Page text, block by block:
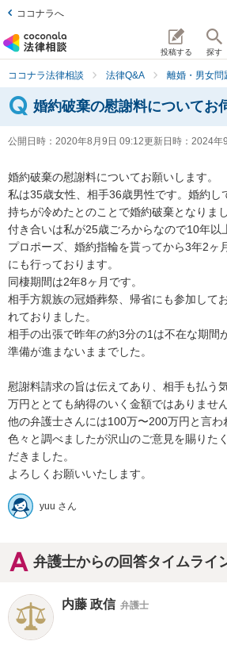
ココナラへ
投稿する 探す
ココナラ法律相談 法律Q&A 離婚・男女問
婚約破棄の慰謝料についてお
公開日時： 2020年8月9日 09:12更新日時： 2024年
婚約破棄の慰謝料についてお願いします。
私は35歳女性、相手36歳男性です。婚約し
持ちが冷めたとのことで婚約破棄となりまし
付き合いは私が25歳ごろからなので10年以
プロポーズ、婚約指輪を貰ってから3年2ヶ
にも行っております。
同棲期間は2年8ヶ月です。
相手方親族の冠婚葬祭、帰省にも参加して
れておりました。
相手の出張で昨年の約3分の1は不在な期間
準備が進まないままでした。
慰謝料請求の旨は伝えてあり、相手も払う
万円ととても納得のいく金額ではありません
他の弁護士さんには100万〜200万円と言わ
色々と調べましたが沢山のご意見を賜りた
だきました。
よろしくお願いいたします。
yuu さん
弁護士からの回答タイムライ
内藤 政信 弁護士